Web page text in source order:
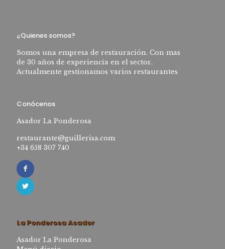
¿Quienes somos?
Somos una empresa de restauración. Con mas
de 30 años de experiencia en el sector.
Actualmente gestionamos varios restaurantes
Conócenos
Asador La Ponderosa
restaurante@guillerisa.com
+34 658 307 740
La Ponderosa Asador
Asador La Ponderosa